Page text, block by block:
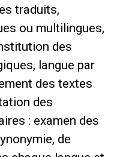
traduits,
ou multilingues,
des
langue par
des textes
des
: examen des
de